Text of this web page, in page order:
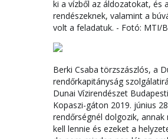
ki a vízből az áldozatokat, és
rendészeknek, valamint a
volt a feladatuk. - Fotó: MTI/
Berki Csaba törzszászlós, a
rendőrkapitányság
Dunai Vízirendészet
Kopaszi-gáton 2019. június
rendőrségnél dolgozik,
kell lennie és ezeket a